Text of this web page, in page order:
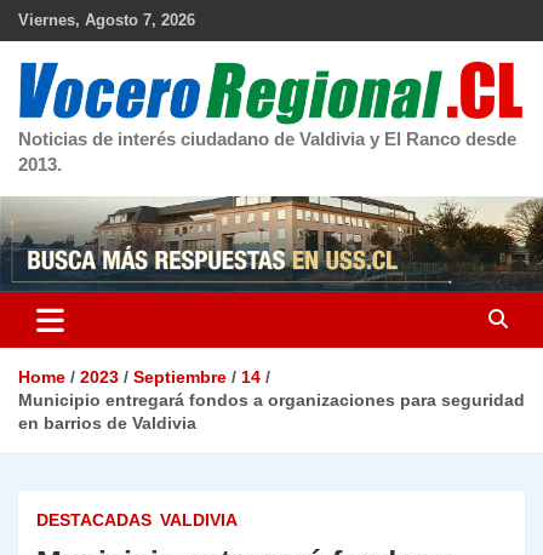
Skip
Viernes, Agosto 7, 2026
Noticias de interés ciudadano de Valdivia y El Ranco desde
2013.
Home 2023 Septiembre
14
Municipio entregará fondos a organizaciones para seguridad
en barrios de Valdivia
DESTACADAS VALDIVIA